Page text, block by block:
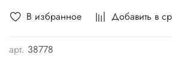
В избранное Добавить в
арт. 38778